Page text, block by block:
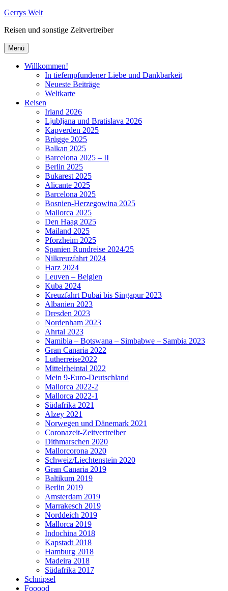
Zum
springen
Gerrys Welt
Reisen und sonstige Zeitvertreiber
Menü
Willkommen!
In tiefempfundener Liebe und Dankbarkeit
Neueste Beiträge
Weltkarte
Reisen
Irland 2026
Ljubljana und Bratislava 2026
Kapverden 2025
Brügge 2025
Balkan 2025
Barcelona 2025 – II
Berlin 2025
Bukarest 2025
Alicante 2025
Barcelona 2025
Bosnien-Herzegowina 2025
Mallorca 2025
Den Haag 2025
Mailand 2025
Pforzheim 2025
Spanien Rundreise 2024/25
Nilkreuzfahrt 2024
Harz 2024
Leuven – Belgien
Kuba 2024
Kreuzfahrt Dubai bis Singapur 2023
Albanien 2023
Dresden 2023
Nordenham 2023
Ahrtal 2023
Namibia – Botswana – Simbabwe – Sambia 2023
Gran Canaria 2022
Lutherreise2022
Mittelrheintal 2022
Mein 9-Euro-Deutschland
Mallorca 2022-2
Mallorca 2022-1
Südafrika 2021
Alzey 2021
Norwegen und Dänemark 2021
Coronazeit-Zeitvertreiber
Dithmarschen 2020
Mallorcorona 2020
Schweiz/Liechtenstein 2020
Gran Canaria 2019
Baltikum 2019
Berlin 2019
Amsterdam 2019
Marrakesch 2019
Norddeich 2019
Mallorca 2019
Indochina 2018
Kapstadt 2018
Hamburg 2018
Madeira 2018
Südafrika 2017
Schnipsel
Fooood